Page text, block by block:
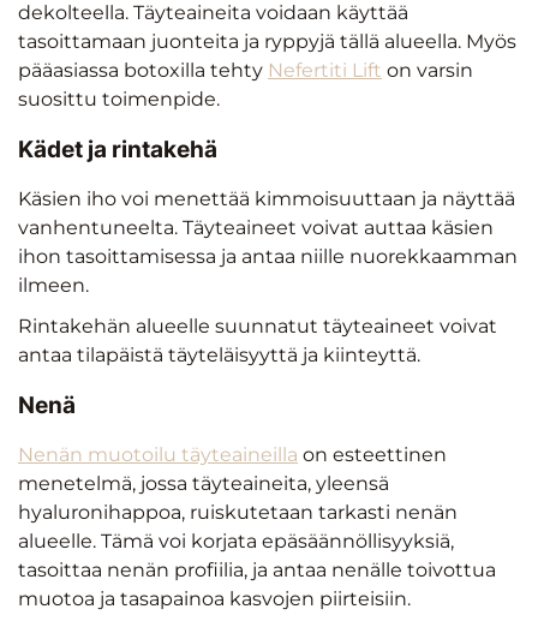
dekolteella. Täyteaineita voidaan käyttää
tasoittamaan juonteita ja ryppyjä tällä alueella. Myös
pääasiassa botoxilla tehty Nefertiti Lift on varsin
suosittu toimenpide.
Kädet ja rintakehä
Käsien iho voi menettää kimmoisuuttaan ja näyttää
vanhentuneelta. Täyteaineet voivat auttaa käsien
ihon tasoittamisessa ja antaa niille nuorekkaamman
ilmeen.
Rintakehän alueelle suunnatut täyteaineet voivat
antaa tilapäistä täyteläisyyttä ja kiinteyttä.
Nenä
Nenän muotoilu täyteaineilla on esteettinen
menetelmä, jossa täyteaineita, yleensä
hyaluronihappoa, ruiskutetaan tarkasti nenän
alueelle. Tämä voi korjata epäsäännöllisyyksiä,
tasoittaa nenän profiilia, ja antaa nenälle toivottua
muotoa ja tasapainoa kasvojen piirteisiin.